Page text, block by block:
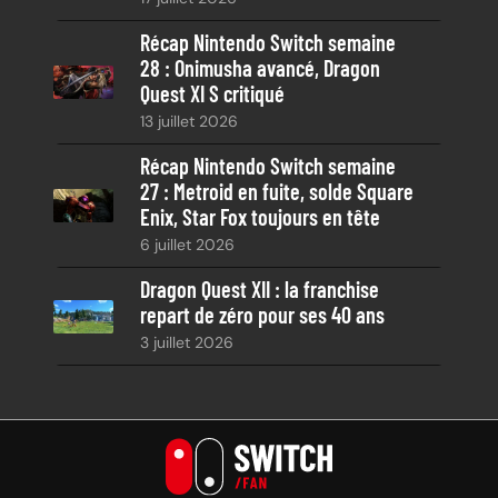
Récap Nintendo Switch semaine
28 : Onimusha avancé, Dragon
Quest XI S critiqué
13 juillet 2026
Récap Nintendo Switch semaine
27 : Metroid en fuite, solde Square
Enix, Star Fox toujours en tête
6 juillet 2026
Dragon Quest XII : la franchise
repart de zéro pour ses 40 ans
3 juillet 2026